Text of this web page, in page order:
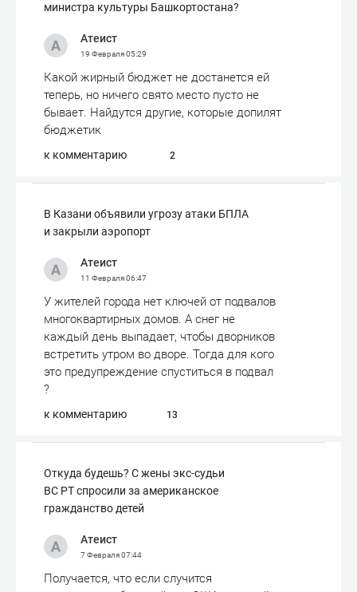
министра культуры Башкортостана?
Атеист
19 Февраля05:29
Какой жирный бюджет не достанется ей
теперь, но ничего свято место пусто не
бывает. Найдутся другие, которые допилят
бюджетик
к комментарию 2
В Казани объявили угрозу атаки БПЛА
и закрыли аэропорт
Атеист
11 Февраля06:47
У жителей города нет ключей от подвалов
многоквартирных домов. А снег не
каждый день выпадает, чтобы дворников
встретить утром во дворе. Тогда для кого
это предупреждение спуститься в подвал
?
к комментарию 13
Откуда будешь? С жены экс-судьи
ВС РТ спросили за американское
гражданство детей
Атеист
7 Февраля07:44
Получается, что если случится